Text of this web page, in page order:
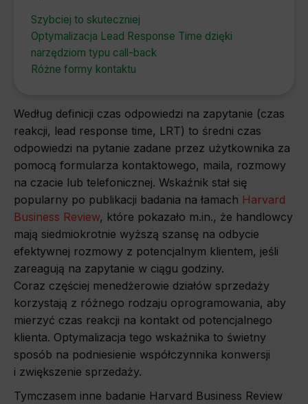
Szybciej to skuteczniej
Optymalizacja Lead Response Time dzięki
narzędziom typu call-back
Różne formy kontaktu
Według definicji czas odpowiedzi na zapytanie (czas
reakcji, lead response time, LRT) to średni czas
odpowiedzi na pytanie zadane przez użytkownika za
pomocą formularza kontaktowego, maila, rozmowy
na czacie lub telefonicznej. Wskaźnik stał się
popularny po publikacji badania na łamach Harvard
Business Review, które pokazało m.in., że handlowcy
mają siedmiokrotnie wyższą szansę na odbycie
efektywnej rozmowy z potencjalnym klientem, jeśli
zareagują na zapytanie w ciągu godziny.
Coraz częściej menedżerowie działów sprzedaży
korzystają z różnego rodzaju oprogramowania, aby
mierzyć czas reakcji na kontakt od potencjalnego
klienta. Optymalizacja tego wskaźnika to świetny
sposób na podniesienie współczynnika konwersji
i zwiększenie sprzedaży.
Tymczasem inne badanie Harvard Business Review